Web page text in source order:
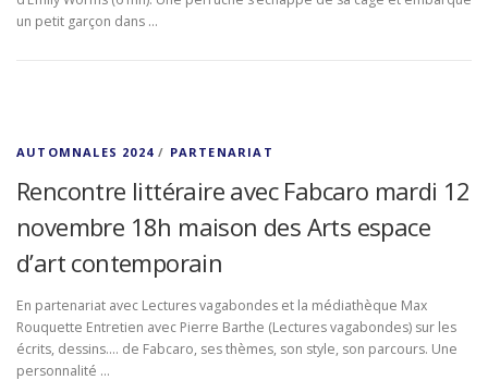
un petit garçon dans …
AUTOMNALES 2024 / PARTENARIAT
Rencontre littéraire avec Fabcaro mardi 12
novembre 18h maison des Arts espace
d’art contemporain
En partenariat avec Lectures vagabondes et la médiathèque Max
Rouquette Entretien avec Pierre Barthe (Lectures vagabondes) sur les
écrits, dessins…. de Fabcaro, ses thèmes, son style, son parcours. Une
personnalité …